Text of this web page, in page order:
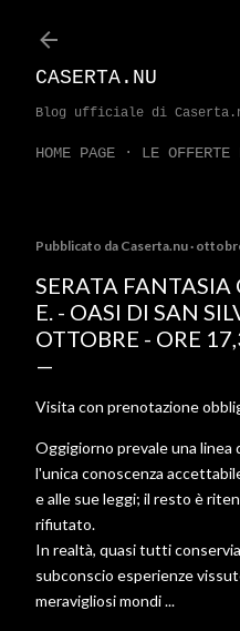
CASERTA.NU
Blog ufficiale di
HOME PAGE LE OFFERTE
Pubblicato da Caserta.nu
SERATA FANTASIA
E. - OASI DI SAN
OTTOBRE - ORE
Visita con prenotazione
Oggigiorno prevale una linea
l'unica conoscenza
e alle sue leggi; il resto è
rifiutato.
In realtà, quasi tutti
subconscio esperienze
meravigliosi mondi ...